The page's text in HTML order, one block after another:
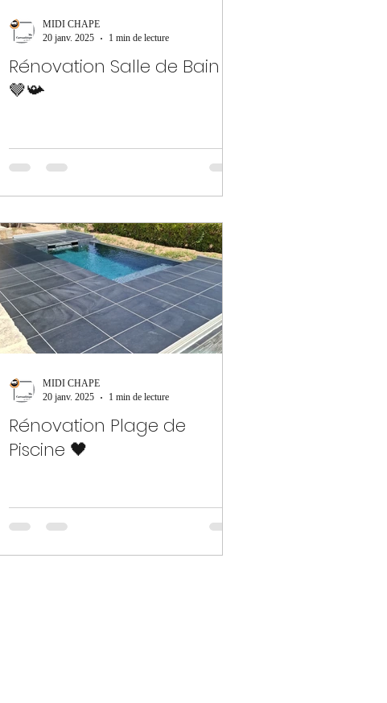
Rénovation Salle de Bain
🤎📯
MIDI CHAPE
20 janv. 2025
1 min de lecture
Rénovation Plage de
Piscine 🖤
MIDI CHAPE
20 janv. 2025
1 min de lecture